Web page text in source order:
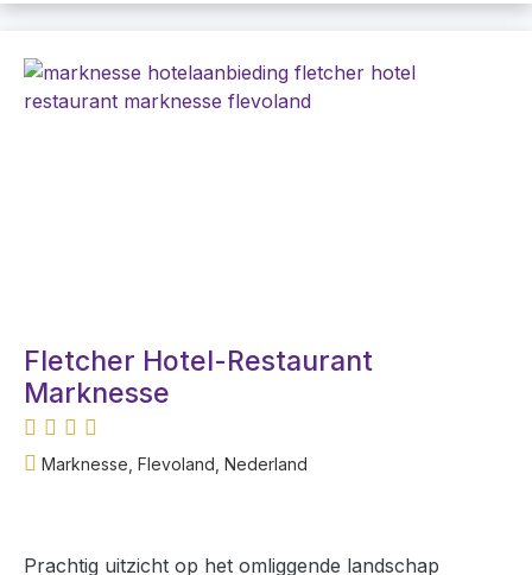
Fletcher Hotel-Restaurant
Marknesse
Marknesse, Flevoland, Nederland
Prachtig uitzicht op het omliggende landschap